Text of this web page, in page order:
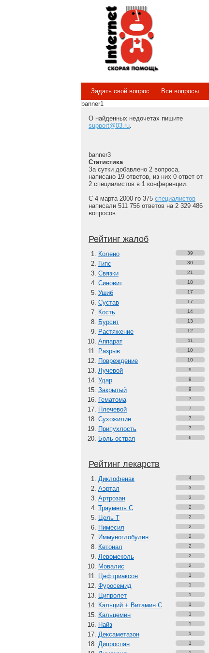
Internet
Скорая помощь
Задать свой вопрос. Все вопросы
banner1
О найденных недочетах пишите
support@03.ru.
banner3
Статистика
За сутки добавлено 2 вопроса,
написано 19 ответов, из них 0 ответ от
2 специалистов в 1 конференции.
С 4 марта 2000-го 375 специалистов
написали 511 756 ответов на 2 329 486
вопросов
Рейтинг жалоб
Колено 39
Гипс 30
Связки 21
Синовит 18
Ушиб 17
Сустав 17
Кость 14
Бурсит 13
Растяжение 12
Аппарат 11
Разрыв 10
Повреждение 10
Лучевой 9
Удар 9
Закрытый 9
Гематома 7
Плечевой 7
Сухожилие 7
Припухлость 7
Боль острая 6
Рейтинг лекарств
Диклофенак 4
Аэртал 3
Артрозан 3
Траумель С 2
Цель Т 2
Нимесил 2
Иммуноглобулин 2
Кетонал 2
Левомеколь 2
Мовалис 2
Цефтриаксон 1
Фуросемид 1
Ципролет 1
Кальций + Витамин C 1
Кальцемин 1
Найз 1
Дексаметазон 1
Дипроспан 1